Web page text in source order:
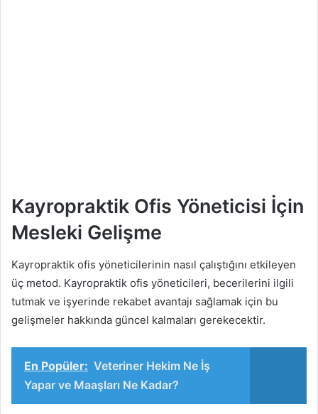
Kayropraktik Ofis Yöneticisi İçin
Mesleki Gelişme
Kayropraktik ofis yöneticilerinin nasıl çalıştığını etkileyen
üç metod. Kayropraktik ofis yöneticileri, becerilerini ilgili
tutmak ve işyerinde rekabet avantajı sağlamak için bu
gelişmeler hakkında güncel kalmaları gerekecektir.
En Popüler: Veteriner Hekim Ne İş
Yapar ve Maaşları Ne Kadar?